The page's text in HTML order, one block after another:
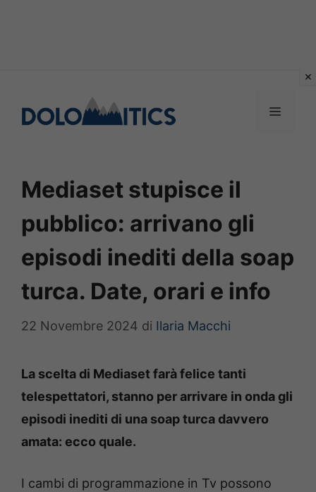
contenuto
MENU
Mediaset stupisce il
pubblico: arrivano gli
episodi inediti della soap
turca. Date, orari e info
22 Novembre 2024 di Ilaria Macchi
La scelta di Mediaset farà felice tanti
telespettatori, stanno per arrivare in onda gli
episodi inediti di una soap turca davvero
amata: ecco quale.
I cambi di programmazione in Tv possono